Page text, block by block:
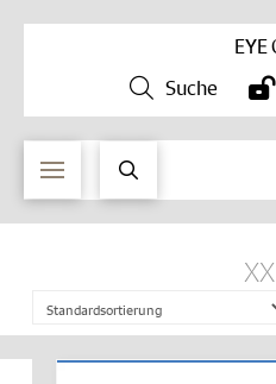
EYE
Suche